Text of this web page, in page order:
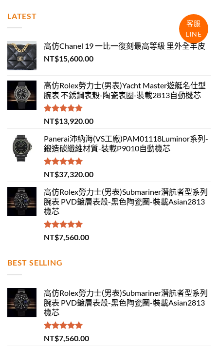
LATEST
高仿Chanel 19 一比一復刻最高等級 里外全羊皮
NT$15,600.00
高仿Rolex勞力士(男表)Yacht Master遊艇名仕型
腕表 不銹鋼表殼-陶瓷表圈-裝載2813自動機芯
評分5.00
滿分 5
NT$13,920.00
Panerai沛納海(VS工廠)PAM01118Luminor系列-
鍛造碳纖維材質-裝載P9010自動機芯
評分5.00
滿分 5
NT$37,320.00
高仿Rolex勞力士(男表)Submariner潛航者型系列
腕表 PVD鍍層表殼-黑色陶瓷圈-裝載Asian2813
機芯
評分 5.00
滿分 5
NT$7,560.00
BEST SELLING
高仿Rolex勞力士(男表)Submariner潛航者型系列
腕表 PVD鍍層表殼-黑色陶瓷圈-裝載Asian2813
機芯
評分 5.00
滿分 5
NT$7,560.00
客服
LINE